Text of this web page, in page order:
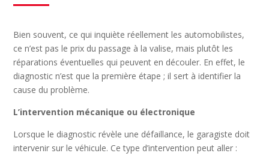
Bien souvent, ce qui inquiète réellement les automobilistes,
ce n’est pas le prix du passage à la valise, mais plutôt les
réparations éventuelles qui peuvent en découler. En effet, le
diagnostic n’est que la première étape ; il sert à identifier la
cause du problème.
L’intervention mécanique ou électronique
Lorsque le diagnostic révèle une défaillance, le garagiste doit
intervenir sur le véhicule. Ce type d’intervention peut aller :